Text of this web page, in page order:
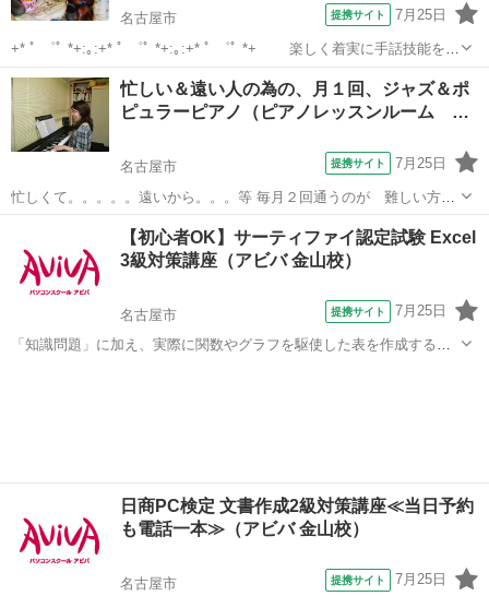
名古屋市 提携サイト 7月25日
+* ﾟ ゜ﾟ *+:｡:+* ﾟ ゜ﾟ *+:｡:+* ﾟ ゜ﾟ *+ 楽しく着実に手話技能を身
につけ 自分の世界を広げてみませんか!？ +* ﾟ ゜ﾟ *+:｡:+* ﾟ ゜ﾟ
*+:｡:+* ﾟ ゜ﾟ *+ ...
愛知 名古屋市 手話
忙しい＆遠い人の為の、月１回、ジャズ＆ポ
ピュラーピアノ（ピアノレッスンルーム …
名古屋市 提携サイト 7月25日
忙しくて。。。。。遠いから。。。等 毎月２回通うのが 難しい方に
♪ 好きな曲、憧れの曲に挑戦しましょう♪ 小さい頃 いやいや やって
いた練習曲ではなく 素敵なジャズの曲やポップスにチャレンジ。 アレ
ンジやコードのお勉強も...
名古屋市 セラピー
【初心者OK】サーティファイ認定試験 Excel
3級対策講座（アビバ 金山校）
名古屋市 提携サイト 7月25日
「知識問題」に加え、実際に関数やグラフを駆使した表を作成する
日商PC検定 文書作成2級対策講座≪当日予約
も電話一本≫（アビバ 金山校）
名古屋市 提携サイト 7月25日